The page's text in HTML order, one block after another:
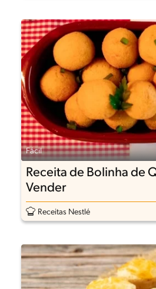
Fácil
Receita de Bolinha de
Vender
Receitas Nestlé